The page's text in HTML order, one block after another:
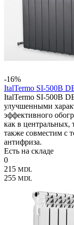
-16%
ItalTermo SI-500B
ItalTermo SI-500B
улучшенными
эффективного
как в центральных,
также совместим с
антифриза.
Есть на складе
0
215 MDL
255 MDL